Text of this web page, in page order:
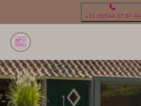
+31 (0)544 37 97 44